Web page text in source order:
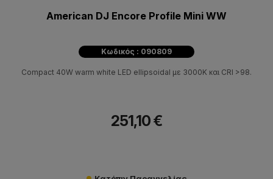
American DJ Encore Profile Mini WW
Κωδικός : 090809
Compact 40W warm white LED ellipsoidal με 3000K και CRI >98.
251,10 €